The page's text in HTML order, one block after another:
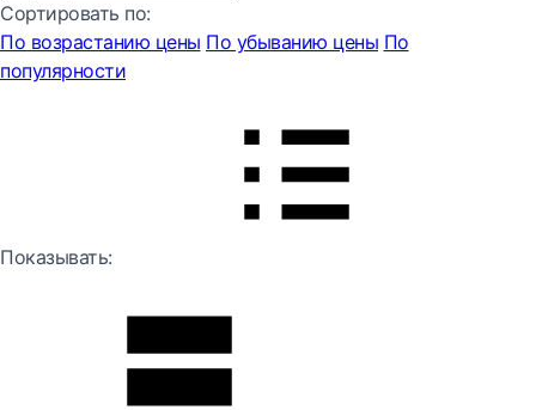
Сортировать по:
По возрастанию цены По убыванию цены По
популярности
Показывать: